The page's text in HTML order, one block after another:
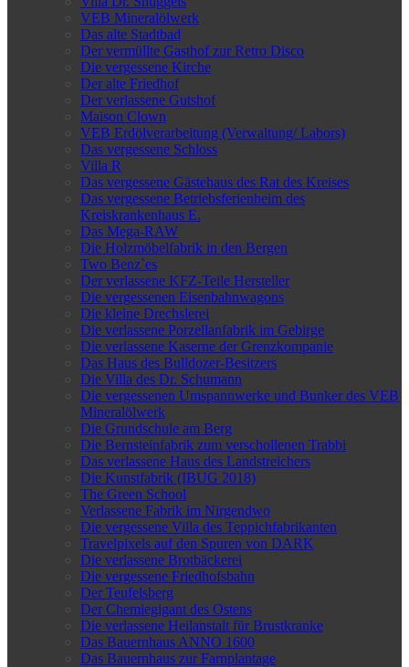
VEB Mineralölwerk
Das alte Stadtbad
Der vermüllte Gasthof zur Retro Disco
Die vergessene Kirche
Der alte Friedhof
Der verlassene Gutshof
Maison Clown
VEB Erdölverarbeitung (Verwaltung/ Labors)
Das vergessene Schloss
Villa R
Das vergessene Gästehaus des Rat des Kreises
Das vergessene Betriebsferienheim des
Kreiskrankenhaus E.
Das Mega-RAW
Die Holzmöbelfabrik in den Bergen
Two Benz`es
Der verlassene KFZ-Teile Hersteller
Die vergessenen Eisenbahnwagons
Die kleine Drechslerei
Die verlassene Porzellanfabrik im Gebirge
Die verlassene Kaserne der Grenzkompanie
Das Haus des Bulldozer-Besitzers
Die Villa des Dr. Schumann
Die vergessenen Umspannwerke und Bunker des VEB
Mineralölwerk
Die Grundschule am Berg
Die Bernsteinfabrik zum verschollenen Trabbi
Das verlassene Haus des Landstreichers
Die Kunstfabrik (IBUG 2018)
The Green School
Verlassene Fabrik im Nirgendwo
Die vergessene Villa des Teppichfabrikanten
Travelpixels auf den Spuren von DARK
Die verlassene Brotbäckerei
Die vergessene Friedhofsbahn
Der Teufelsberg
Der Chemiegigant des Ostens
Die verlassene Heilanstalt für Brustkranke
Das Bauernhaus ANNO 1600
Das Bauernhaus zur Farnplantage